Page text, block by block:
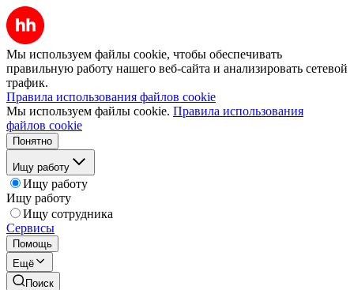
Мы используем файлы cookie, чтобы обеспечивать
правильную работу нашего веб-сайта и анализировать сетевой
трафик.
Правила использования файлов cookie
Мы используем файлы cookie. Правила использования
файлов cookie
Понятно
Ищу работу
Ищу работу
Ищу работу
Ищу сотрудника
Сервисы
Помощь
Ещё
Поиск